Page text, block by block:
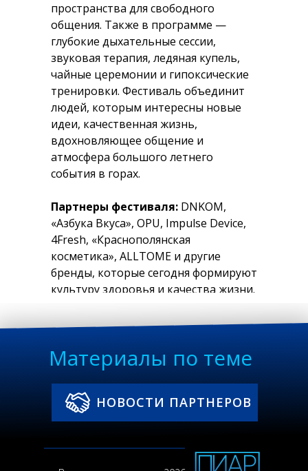
пространства для свободного
общения. Также в программе —
глубокие дыхательные сессии,
звуковая терапия, ледяная купель,
чайные церемонии и гипоксические
тренировки. Фестиваль объединит
людей, которым интересны новые
идеи, качественная жизнь,
вдохновляющее общение и
атмосфера большого летнего
события в горах.
Партнеры фестиваля: DNKOM,
«Азбука Вкуса», OPU, Impulse Device,
4Fresh, «Краснополянская
косметика», ALLTOME и другие
бренды, которые сегодня формируют
культуру здоровья и качества жизни.
| 16–19 июля
Материалы по теме
НОВОСТИ ПАРТНЕРОВ